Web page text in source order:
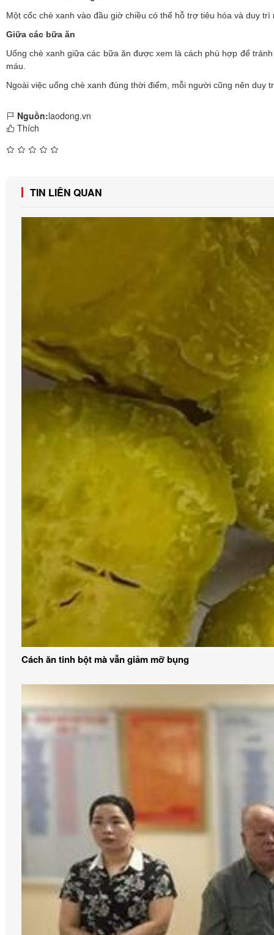
Một cốc chè xanh vào đầu giờ chiều có thể hỗ trợ tiêu hóa và duy
Giữa các bữa ăn
Uống chè xanh giữa các bữa ăn được xem là cách phù hợp để
máu.
Ngoài việc uống chè xanh đúng thời điểm, mỗi người cũng nên
Nguồn:laodong.vn
Thích
TIN LIÊN QUAN
Cách ăn tinh bột mà vẫn giảm mỡ bụng